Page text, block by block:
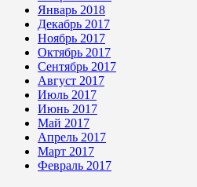
Январь 2018
Декабрь 2017
Ноябрь 2017
Октябрь 2017
Сентябрь 2017
Август 2017
Июль 2017
Июнь 2017
Май 2017
Апрель 2017
Март 2017
Февраль 2017